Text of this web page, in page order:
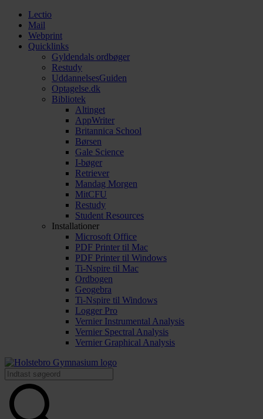
Lectio
Mail
Webprint
Quicklinks
Gyldendals ordbøger
Restudy
UddannelsesGuiden
Optagelse.dk
Bibliotek
Altinget
AppWriter
Britannica School
Børsen
Gale Science
I-bøger
Retriever
Mandag Morgen
MitCFU
Restudy
Student Resources
Installationer
Microsoft Office
PDF Printer til Mac
PDF Printer til Windows
Ti-Nspire til Mac
Ordbogen
Geogebra
Ti-Nspire til Windows
Logger Pro
Vernier Instrumental Analysis
Vernier Spectral Analysis
Vernier Graphical Analysis